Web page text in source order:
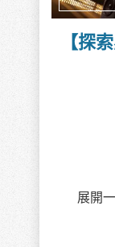
【探
展開